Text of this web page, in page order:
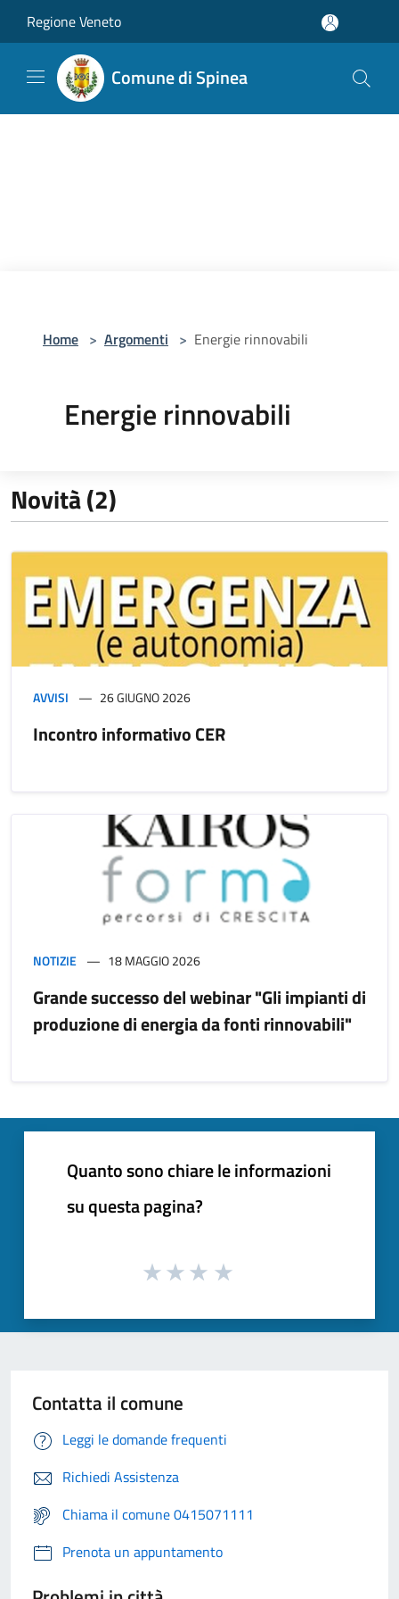
Regione Veneto
Comune di Spinea
Home > Argomenti > Energie rinnovabili
Energie rinnovabili
Novità (2)
AVVISI 26 GIUGNO 2026
Incontro informativo CER
NOTIZIE 18 MAGGIO 2026
Grande successo del webinar "Gli impianti di
produzione di energia da fonti rinnovabili"
Quanto sono chiare le informazioni
su questa pagina?
Contatta il comune
Leggi le domande frequenti
Richiedi Assistenza
Chiama il comune 0415071111
Prenota un appuntamento